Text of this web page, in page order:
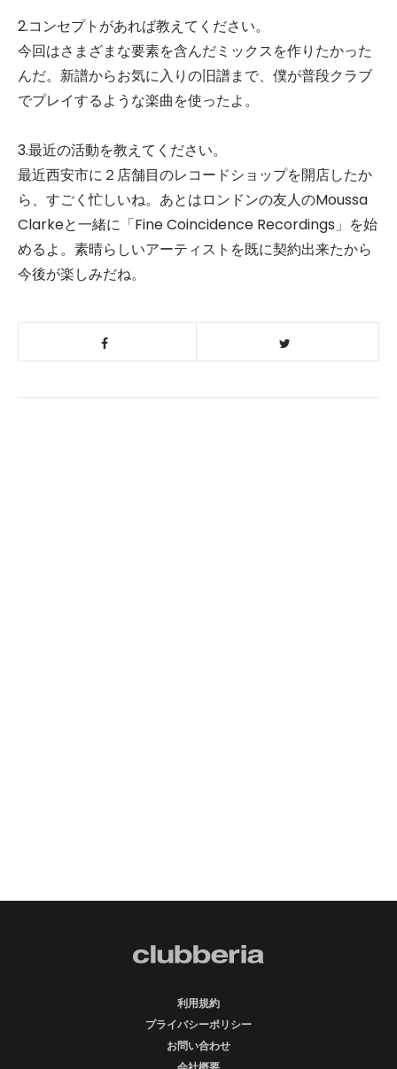
2.コンセプトがあれば教えてください。
今回はさまざまな要素を含んだミックスを作りたかった
んだ。新譜からお気に入りの旧譜まで、僕が普段クラブ
でプレイするような楽曲を使ったよ。
3.最近の活動を教えてください。
最近西安市に２店舗目のレコードショップを開店したか
ら、すごく忙しいね。あとはロンドンの友人のMoussa
Clarkeと一緒に「Fine Coincidence Recordings」を始
めるよ。素晴らしいアーティストを既に契約出来たから
今後が楽しみだね。
利用規約
プライバシーポリシー
お問い合わせ